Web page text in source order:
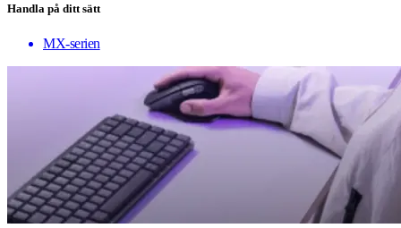
Handla på ditt sätt
MX-serien